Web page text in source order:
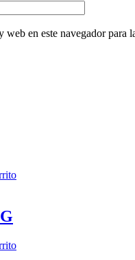
en este navegador para